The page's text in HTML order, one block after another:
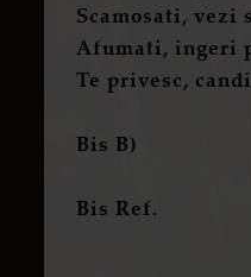
Scamosati, vezi
Afumati, ingeri
Te privesc,
Bis B)
Bis Ref.